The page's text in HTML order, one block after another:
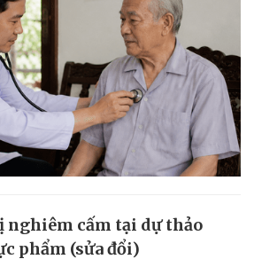
nghiêm cấm tại dự thảo
phẩm (sửa đổi)